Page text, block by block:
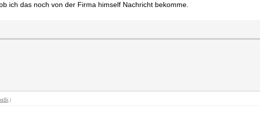
ich das noch von der Firma himself Nachricht bekomme.
.)